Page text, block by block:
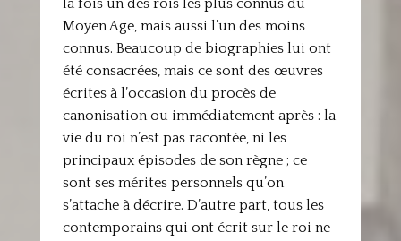
la fois un des rois les plus connus du
Moyen Age, mais aussi l’un des moins
connus. Beaucoup de biographies lui ont
été consacrées, mais ce sont des œuvres
écrites à l’occasion du procès de
canonisation ou immédiatement après : la
vie du roi n’est pas racontée, ni les
principaux épisodes de son règne ; ce
sont ses mérites personnels qu’on
s’attache à décrire. D’autre part, tous les
contemporains qui ont écrit sur le roi ne